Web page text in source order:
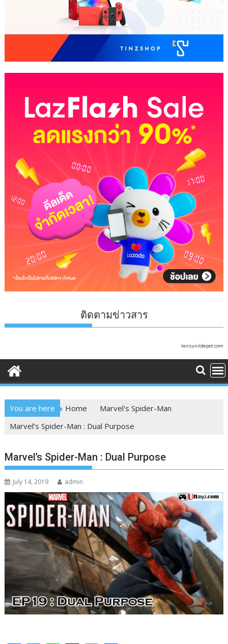
ติดตามข่าวสาร
tensunitdepot.com
You are here Home
Marvel's Spider-Man
Marvel’s Spider-Man : Dual Purpose
Marvel’s Spider-Man : Dual Purpose
July 14, 2019 admin